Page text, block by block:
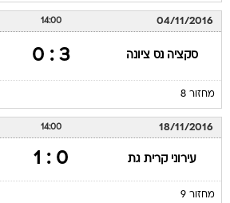
04/11/2016
14:00
סקציה נס ציונה 3 : 0
מחזור 8
18/11/2016
14:00
עירוני קרית גת 0 : 1
מחזור 9